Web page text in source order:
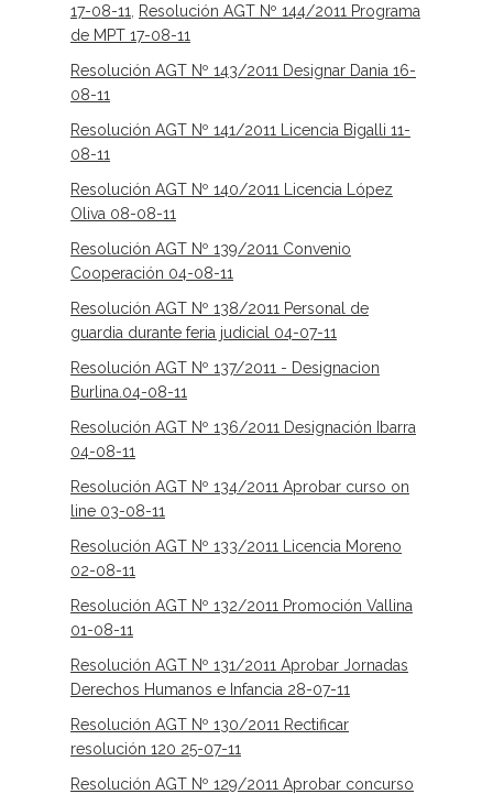
17-08-11
Resolución AGT Nº 144/2011 Programa
de MPT 17-08-11
Resolución AGT Nº 143/2011 Designar Dania 16-
08-11
Resolución AGT Nº 141/2011 Licencia Bigalli 11-
08-11
Resolución AGT Nº 140/2011 Licencia López
Oliva 08-08-11
Resolución AGT Nº 139/2011 Convenio
Cooperación 04-08-11
Resolución AGT Nº 138/2011 Personal de
guardia durante feria judicial 04-07-11
Resolución AGT Nº 137/2011 - Designacion
Burlina.04-08-11
Resolución AGT Nº 136/2011 Designación Ibarra
04-08-11
Resolución AGT Nº 134/2011 Aprobar curso on
line 03-08-11
Resolución AGT Nº 133/2011 Licencia Moreno
02-08-11
Resolución AGT Nº 132/2011 Promoción Vallina
01-08-11
Resolución AGT Nº 131/2011 Aprobar Jornadas
Derechos Humanos e Infancia 28-07-11
Resolución AGT Nº 130/2011 Rectificar
resolución 120 25-07-11
Resolución AGT Nº 129/2011 Aprobar concurso